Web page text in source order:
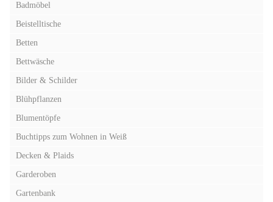
Badmöbel
Beistelltische
Betten
Bettwäsche
Bilder & Schilder
Blühpflanzen
Blumentöpfe
Buchtipps zum Wohnen in Weiß
Decken & Plaids
Garderoben
Gartenbank